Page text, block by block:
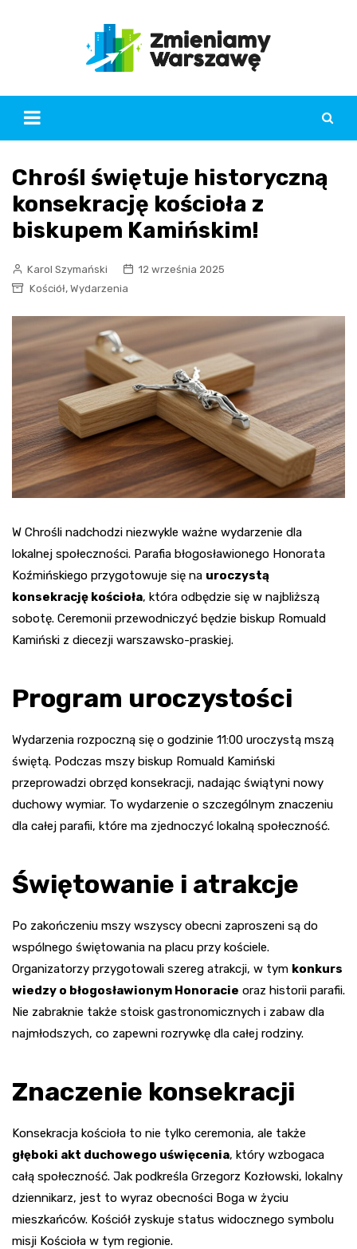
Chrośl świętuje historyczną
konsekrację kościoła z
biskupem Kamińskim!
Karol Szymański
12 września 2025
Kościół, Wydarzenia
W Chrośli nadchodzi niezwykle ważne wydarzenie dla
lokalnej społeczności. Parafia błogosławionego Honorata
Koźmińskiego przygotowuje się na uroczystą
konsekrację kościoła, która odbędzie się w najbliższą
sobotę. Ceremonii przewodniczyć będzie biskup Romuald
Kamiński z diecezji warszawsko-praskiej.
Program uroczystości
Wydarzenia rozpoczną się o godzinie 11:00 uroczystą mszą
świętą. Podczas mszy biskup Romuald Kamiński
przeprowadzi obrzęd konsekracji, nadając świątyni nowy
duchowy wymiar. To wydarzenie o szczególnym znaczeniu
dla całej parafii, które ma zjednoczyć lokalną społeczność.
Świętowanie i atrakcje
Po zakończeniu mszy wszyscy obecni zaproszeni są do
wspólnego świętowania na placu przy kościele.
Organizatorzy przygotowali szereg atrakcji, w tym konkurs
wiedzy o błogosławionym Honoracie oraz historii parafii.
Nie zabraknie także stoisk gastronomicznych i zabaw dla
najmłodszych, co zapewni rozrywkę dla całej rodziny.
Znaczenie konsekracji
Konsekracja kościoła to nie tylko ceremonia, ale także
głęboki akt duchowego uświęcenia, który wzbogaca
całą społeczność. Jak podkreśla Grzegorz Kozłowski, lokalny
dziennikarz, jest to wyraz obecności Boga w życiu
mieszkańców. Kościół zyskuje status widocznego symbolu
misji Kościoła w tym regionie.